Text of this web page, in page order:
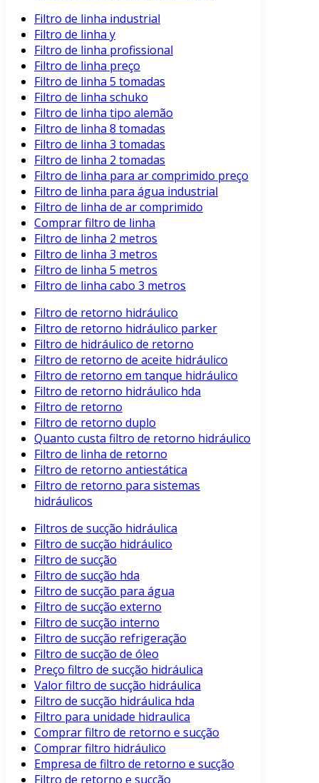
Filtro de linha industrial
Filtro de linha y
Filtro de linha profissional
Filtro de linha preço
Filtro de linha 5 tomadas
Filtro de linha schuko
Filtro de linha tipo alemão
Filtro de linha 8 tomadas
Filtro de linha 3 tomadas
Filtro de linha 2 tomadas
Filtro de linha para ar comprimido preço
Filtro de linha para água industrial
Filtro de linha de ar comprimido
Comprar filtro de linha
Filtro de linha 2 metros
Filtro de linha 3 metros
Filtro de linha 5 metros
Filtro de linha cabo 3 metros
Filtro de retorno hidráulico
Filtro de retorno hidráulico parker
Filtro de hidráulico de retorno
Filtro de retorno de aceite hidráulico
Filtro de retorno em tanque hidráulico
Filtro de retorno hidráulico hda
Filtro de retorno
Filtro de retorno duplo
Quanto custa filtro de retorno hidráulico
Filtro de linha de retorno
Filtro de retorno antiestática
Filtro de retorno para sistemas
hidráulicos
Filtros de sucção hidráulica
Filtro de sucção hidráulico
Filtro de sucção
Filtro de sucção hda
Filtro de sucção para água
Filtro de sucção externo
Filtro de sucção interno
Filtro de sucção refrigeração
Filtro de sucção de óleo
Preço filtro de sucção hidráulica
Valor filtro de sucção hidráulica
Filtro de sucção hidráulica hda
Filtro para unidade hidraulica
Comprar filtro de retorno e sucção
Comprar filtro hidráulico
Empresa de filtro de retorno e sucção
Filtro de retorno e sucção